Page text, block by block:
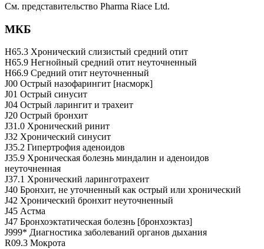
См. представительство Pharma Riace Ltd.
МКБ
H65.3 Хронический слизистый средний отит
H65.9 Негнойный средний отит неуточненный
H66.9 Средний отит неуточненный
J00 Острый назофарингит [насморк]
J01 Острый синусит
J04 Острый ларингит и трахеит
J20 Острый бронхит
J31.0 Хронический ринит
J32 Хронический синусит
J35.2 Гипертрофия аденоидов
J35.9 Хроническая болезнь миндалин и аденоидов
неуточненная
J37.1 Хронический ларинготрахеит
J40 Бронхит, не уточненный как острый или хронический
J42 Хронический бронхит неуточненный
J45 Астма
J47 Бронхоэктатическая болезнь [бронхоэктаз]
J999* Диагностика заболеваний органов дыхания
R09.3 Мокрота